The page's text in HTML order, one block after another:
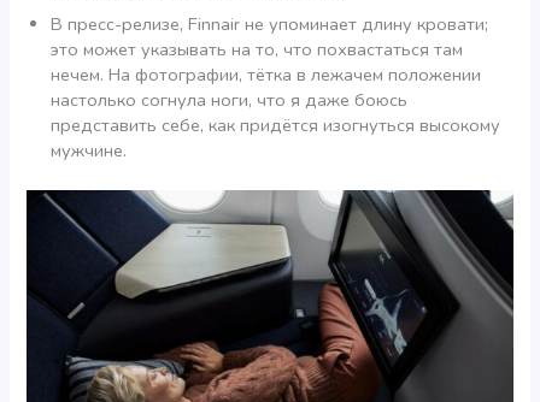
В пресс-релизе, Finnair не упоминает длину кровати;
это может указывать на то, что похвастаться там
нечем. На фотографии, тётка в лежачем положении
настолько согнула ноги, что я даже боюсь
представить себе, как придётся изогнуться высокому
мужчине.